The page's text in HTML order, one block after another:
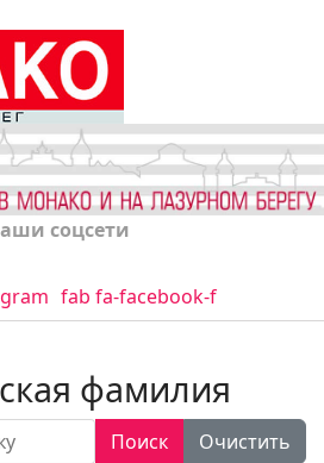
соцсети
fab fa-facebook-f
фамилия
Поиск
Очистить